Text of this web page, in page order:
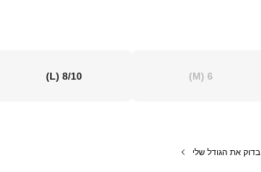
6
(M)
8/10
(L)
בדוק את הגודל שלי